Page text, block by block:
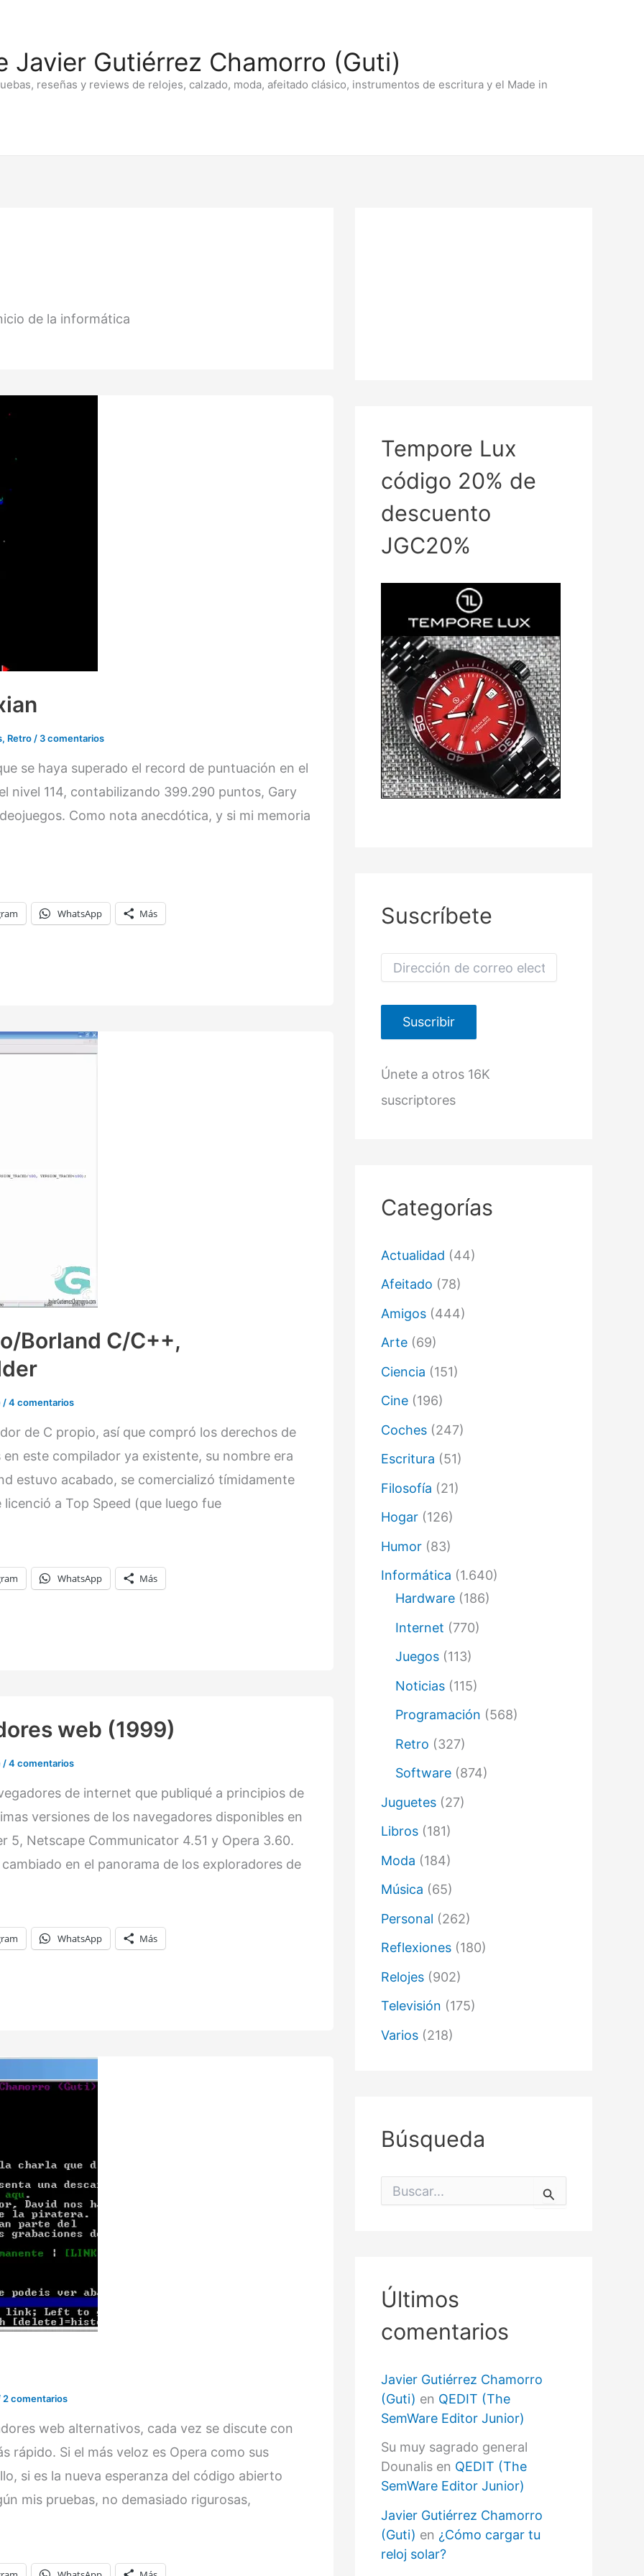
Javier Gutiérrez Chamorro (Guti)
reseñas y reviews de relojes, calzado, moda, afeitado clásico, instrumentos de escritura y el Made in
de la informática
, Retro / 3 comentarios
se haya superado el record de puntuación en el
nivel 114, contabilizando 399.290 puntos, Gary
Como nota anecdótica, y si mi memoria
WhatsApp Más
Borland C/C++,
/4 comentarios
de C propio, así que compró los derechos de
este compilador ya existente, su nombre era
estuvo acabado, se comercializó tímidamente
a Top Speed (que luego fue
WhatsApp Más
web (1999)
/4 comentarios
de internet que publiqué a principios de
versiones de los navegadores disponibles en
5, Netscape Communicator 4.51 y Opera 3.60.
en el panorama de los exploradores de
WhatsApp Más
2 comentarios
web alternativos, cada vez se discute con
rápido. Si el más veloz es Opera como sus
si es la nueva esperanza del código abierto
mis pruebas, no demasiado rigurosas,
Tempore Lux
código 20% de
descuento
JGC20%
Suscríbete
e
n
e
e
t
ó
i
o
Suscribir
Únete a otros 16K
suscriptores
Categorías
Actualidad (44)
Afeitado (78)
Amigos (444)
Arte (69)
Ciencia (151)
Cine (196)
Coches (247)
Escritura (51)
Filosofía (21)
Hogar (126)
Humor (83)
Informática (1.640)
Hardware (186)
Internet (770)
Juegos (113)
Noticias (115)
Programación (568)
Retro (327)
Software (874)
Juguetes (27)
Libros (181)
Moda (184)
Música (65)
Personal (262)
Reflexiones (180)
Relojes (902)
Televisión (175)
Varios (218)
Búsqueda
Últimos
comentarios
Javier Gutiérrez Chamorro
(Guti) en QEDIT (The
SemWare Editor Junior)
Su muy sagrado general
Dounalis en QEDIT (The
SemWare Editor Junior)
Javier Gutiérrez Chamorro
(Guti) en ¿Cómo cargar tu
reloj solar?